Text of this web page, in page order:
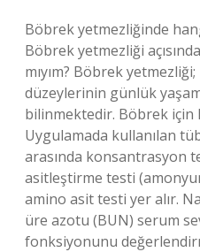
Böbrek yetmezliğinde
Böbrek yetmezliği
mıyım? Böbrek
düzeylerinin günlük
bilinmektedir. Böbrek için
Uygulamada kullanılan
arasında konsantrasyon
asitleştirme testi
amino asit testi yer alır.
üre azotu (BUN) serum
fonksiyonunu